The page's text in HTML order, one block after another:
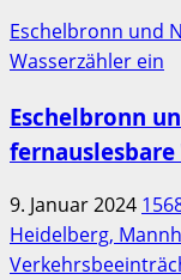
Eschelbronn und
Wasserzähler ein
Eschelbronn
fernauslesbare
9. Januar 2024
Heidelberg,